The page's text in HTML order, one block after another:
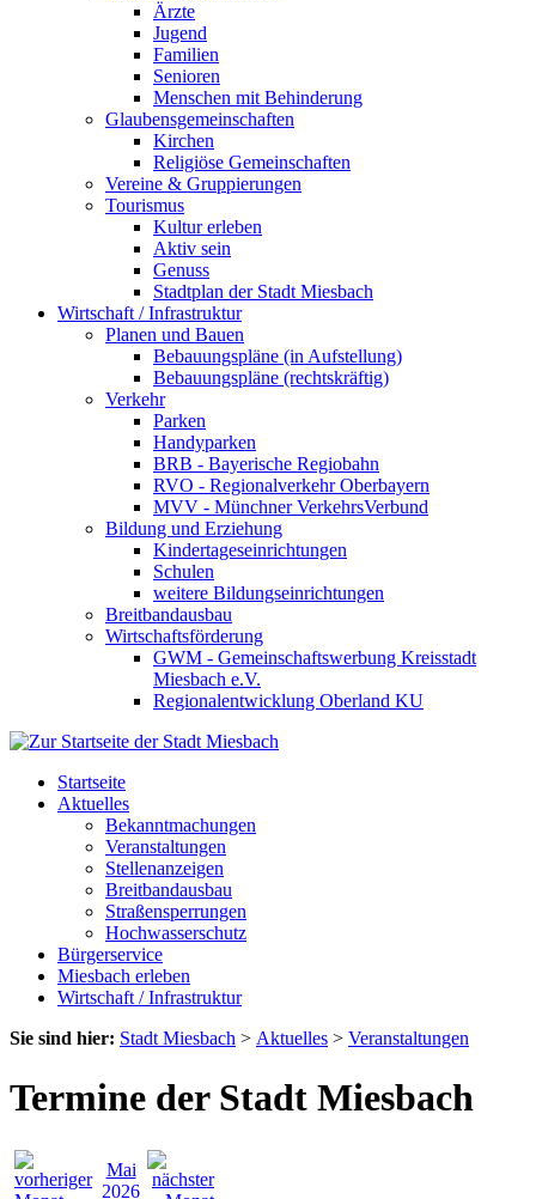
Ärzte
Jugend
Familien
Senioren
Menschen mit Behinderung
Glaubensgemeinschaften
Kirchen
Religiöse Gemeinschaften
Vereine & Gruppierungen
Tourismus
Kultur erleben
Aktiv sein
Genuss
Stadtplan der Stadt Miesbach
Wirtschaft / Infrastruktur
Planen und Bauen
Bebauungspläne (in Aufstellung)
Bebauungspläne (rechtskräftig)
Verkehr
Parken
Handyparken
BRB - Bayerische Regiobahn
RVO - Regionalverkehr Oberbayern
MVV - Münchner VerkehrsVerbund
Bildung und Erziehung
Kindertageseinrichtungen
Schulen
weitere Bildungseinrichtungen
Breitbandausbau
Wirtschaftsförderung
GWM - Gemeinschaftswerbung Kreisstadt
Miesbach e.V.
Regionalentwicklung Oberland KU
Startseite
Aktuelles
Bekanntmachungen
Veranstaltungen
Stellenanzeigen
Breitbandausbau
Straßensperrungen
Hochwasserschutz
Bürgerservice
Miesbach erleben
Wirtschaft / Infrastruktur
Sie sind hier: Stadt Miesbach > Aktuelles > Veranstaltungen
Termine der Stadt Miesbach
Mai
2026